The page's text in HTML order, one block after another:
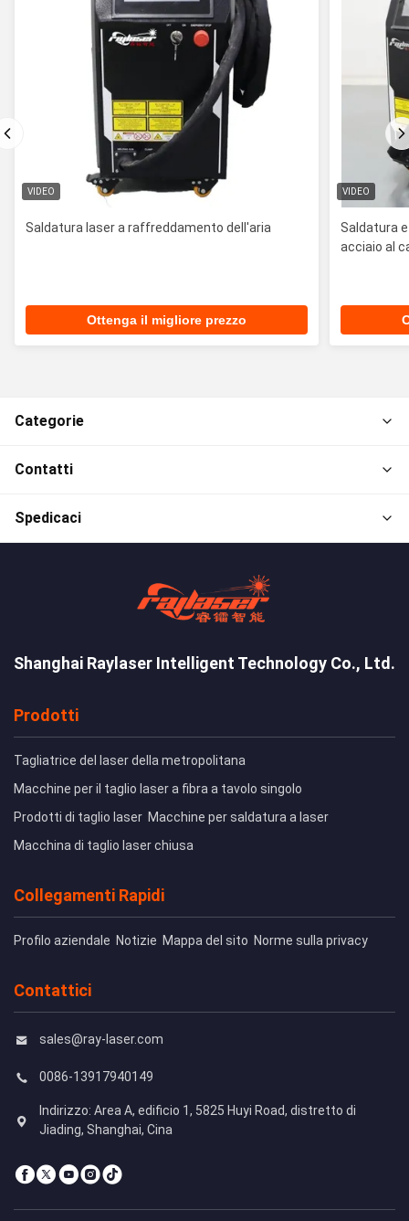
VIDEO
Saldatura laser a raffreddamento dell'aria
Ottenga il migliore prezzo
VIDEO
Saldatura
acciaio al
Categorie
Contatti
Spedicaci
Shanghai Raylaser Intelligent Technology Co., Ltd.
Prodotti
Tagliatrice del laser della metropolitana
Macchine per il taglio laser a fibra a tavolo singolo
Prodotti di taglio laser Macchine per saldatura a laser
Macchina di taglio laser chiusa
Collegamenti Rapidi
Profilo aziendale Notizie Mappa del sito Norme sulla privacy
Contattici
sales@ray-laser.com
0086-13917940149
Indirizzo: Area A, edificio 1, 5825 Huyi Road, distretto di
Jiading, Shanghai, Cina